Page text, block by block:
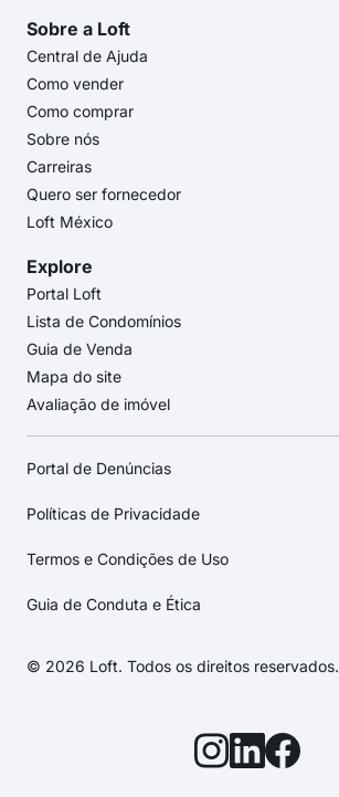
Sobre a Loft
Central de Ajuda
Como vender
Como comprar
Sobre nós
Carreiras
Quero ser fornecedor
Loft México
Explore
Portal Loft
Lista de Condomínios
Guia de Venda
Mapa do site
Avaliação de imóvel
Portal de Denúncias
Políticas de Privacidade
Termos e Condições de Uso
Guia de Conduta e Ética
© 2026 Loft. Todos os direitos reservados.